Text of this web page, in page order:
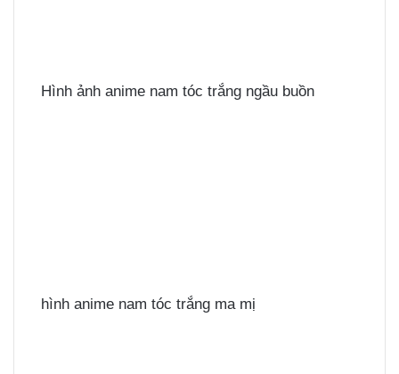
Hình ảnh anime nam tóc trắng ngầu buồn
hình anime nam tóc trắng ma mị